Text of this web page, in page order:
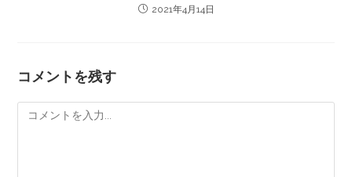
2021年4月14日
コメントを残す